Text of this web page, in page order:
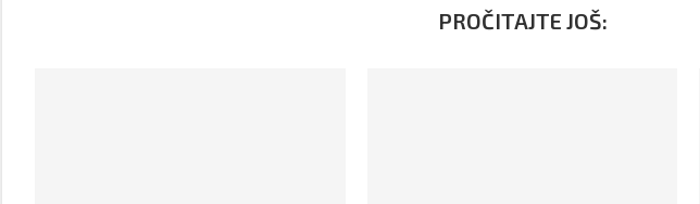
PROČITAJTE JOŠ: